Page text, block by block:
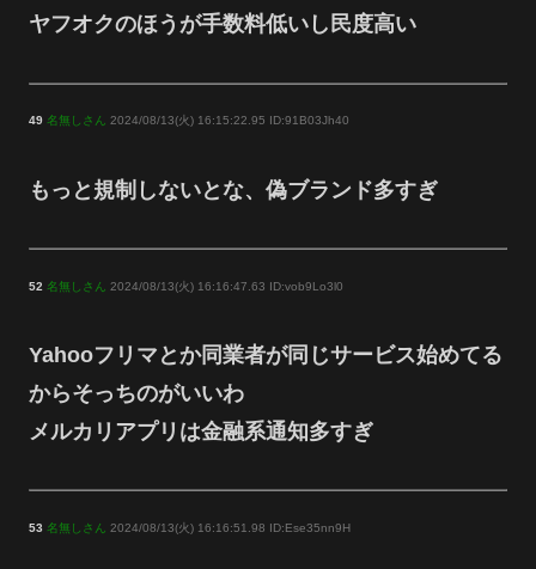
ヤフオクのほうが手数料低いし民度高い
49 名無しさん 2024/08/13(火) 16:15:22.95 ID:91B03Jh40
もっと規制しないとな、偽ブランド多すぎ
52 名無しさん 2024/08/13(火) 16:16:47.63 ID:vob9Lo3l0
Yahooフリマとか同業者が同じサービス始めてる
からそっちのがいいわ
メルカリアプリは金融系通知多すぎ
53 名無しさん 2024/08/13(火) 16:16:51.98 ID:Ese35nn9H